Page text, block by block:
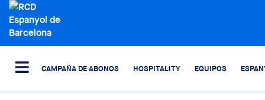
CAMPAÑA DE ABONOS HOSPITALITY EQUIPOS